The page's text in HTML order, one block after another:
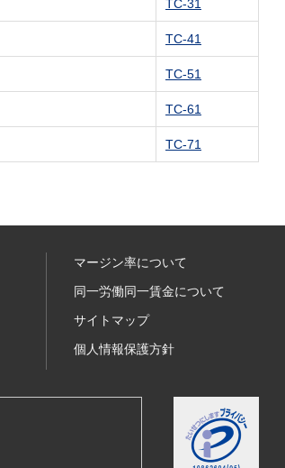
TC-31
TC-41
TC-51
TC-61
TC-71
マージン率について
同一労働同一賃金について
サイトマップ
個人情報保護方針